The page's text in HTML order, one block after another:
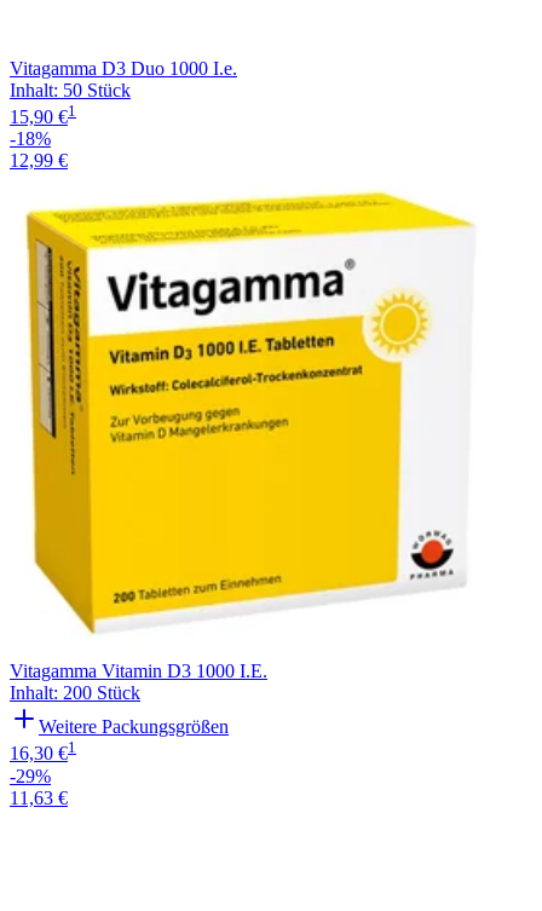
Vitagamma D3 Duo 1000 I.e.
Inhalt: 50 Stück
15,90 €1
-18%
12,99 €
Vitagamma Vitamin D3 1000 I.E.
Inhalt: 200 Stück
Weitere Packungsgrößen
16,30 €1
-29%
11,63 €